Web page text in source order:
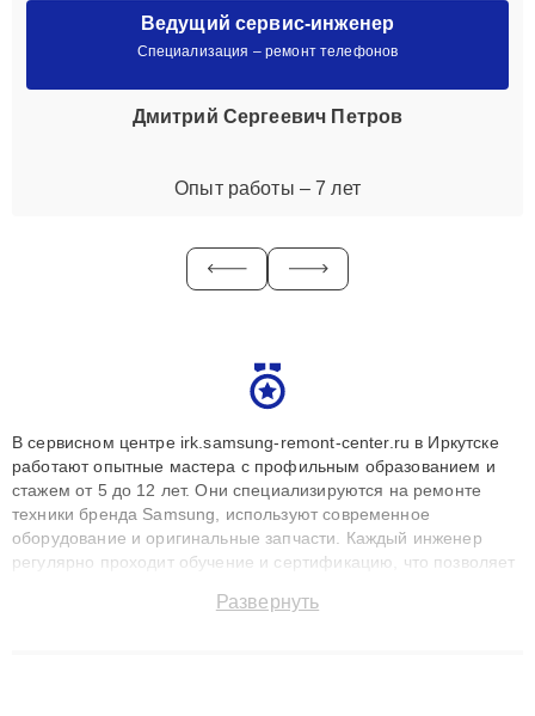
Ведущий сервис-инженер
Специализация – ремонт телефонов
Дмитрий Сергеевич Петров
Опыт работы – 7 лет
В сервисном центре irk.samsung-remont-center.ru в Иркутске
работают опытные мастера с профильным образованием и
стажем от 5 до 12 лет. Они специализируются на ремонте
техники бренда Samsung, используют современное
оборудование и оригинальные запчасти. Каждый инженер
регулярно проходит обучение и сертификацию, что позволяет
технику с сохранением гарантии до 3 лет. Наши мастера
Развернуть